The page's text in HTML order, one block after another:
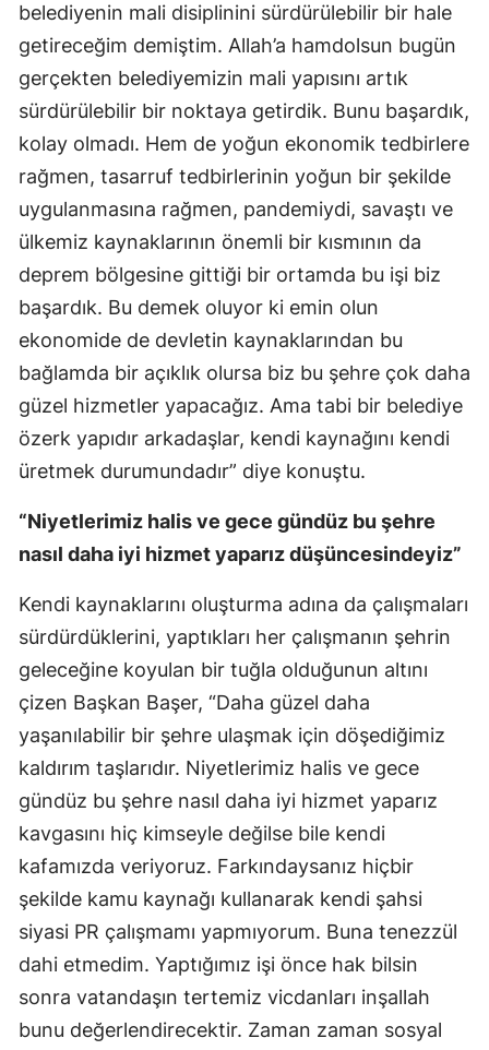
Kırıkkale
Batman
Şırnak
Bartın
Ardahan
Iğdır
Yalova
Kilis
Osmaniye
Düzce
belediyenin mali disiplinini sürdürülebilir bir hale
getireceğim demiştim. Allah’a hamdolsun bugün
gerçekten belediyemizin mali yapısını artık
sürdürülebilir bir noktaya getirdik. Bunu başardık,
kolay olmadı. Hem de yoğun ekonomik tedbirlere
rağmen, tasarruf tedbirlerinin yoğun bir şekilde
uygulanmasına rağmen, pandemiydi, savaştı ve
ülkemiz kaynaklarının önemli bir kısmının da
deprem bölgesine gittiği bir ortamda bu işi biz
başardık. Bu demek oluyor ki emin olun
ekonomide de devletin kaynaklarından bu
bağlamda bir açıklık olursa biz bu şehre çok daha
güzel hizmetler yapacağız. Ama tabi bir belediye
özerk yapıdır arkadaşlar, kendi kaynağını kendi
üretmek durumundadır” diye konuştu.
“Niyetlerimiz halis ve gece gündüz bu şehre
nasıl daha iyi hizmet yaparız düşüncesindeyiz”
Kendi kaynaklarını oluşturma adına da çalışmaları
sürdürdüklerini, yaptıkları her çalışmanın şehrin
geleceğine koyulan bir tuğla olduğunun altını
çizen Başkan Başer, “Daha güzel daha
yaşanılabilir bir şehre ulaşmak için döşediğimiz
kaldırım taşlarıdır. Niyetlerimiz halis ve gece
gündüz bu şehre nasıl daha iyi hizmet yaparız
kavgasını hiç kimseyle değilse bile kendi
kafamızda veriyoruz. Farkındaysanız hiçbir
şekilde kamu kaynağı kullanarak kendi şahsi
siyasi PR çalışmamı yapmıyorum. Buna tenezzül
dahi etmedim. Yaptığımız işi önce hak bilsin
sonra vatandaşın tertemiz vicdanları inşallah
bunu değerlendirecektir. Zaman zaman sosyal